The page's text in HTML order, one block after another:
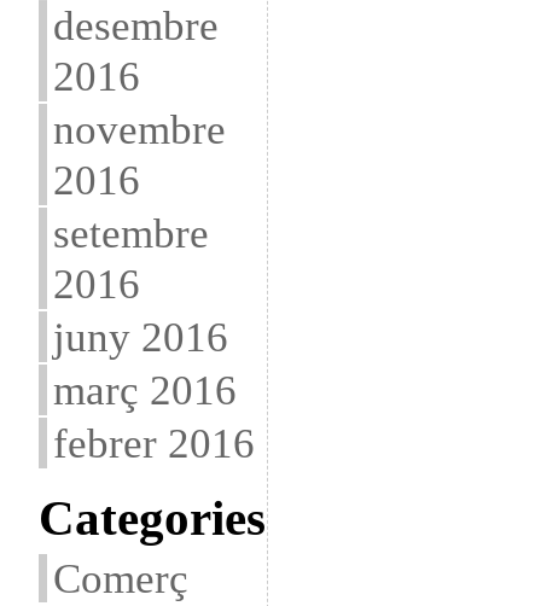
desembre
2016
novembre
2016
setembre
2016
juny 2016
març 2016
febrer 2016
Categories
Comerç